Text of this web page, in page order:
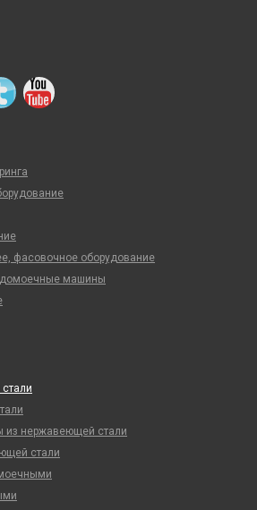
фасовочное оборудование
машины
из нержавеющей стали
стали